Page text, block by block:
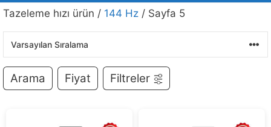
Tazeleme hızı ürün / 144 Hz / Sayfa 5
Arama Fiyat Filtreler